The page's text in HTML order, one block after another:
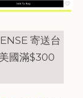
寄送台
國滿$300